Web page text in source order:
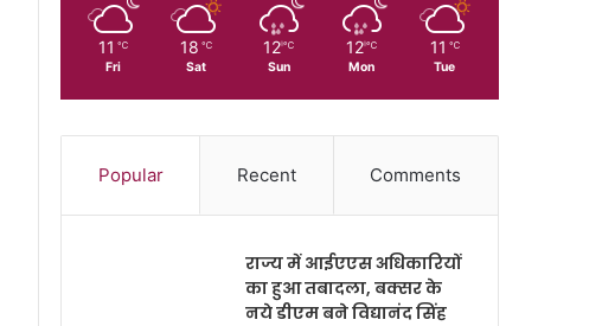
11 ℃
Fri
18 ℃
Sat
12 ℃
Sun
12 ℃
Mon
11 ℃
Tue
Popular Recent Comments
राज्य में आईएएस अधिकारियों
का हुआ तबादला, बक्सर के
नये डीएम बने विद्यानंद सिंह